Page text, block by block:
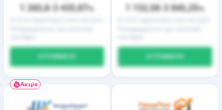
1 265,8 3 435,87% 1 132,58 3 845,25%
Акція